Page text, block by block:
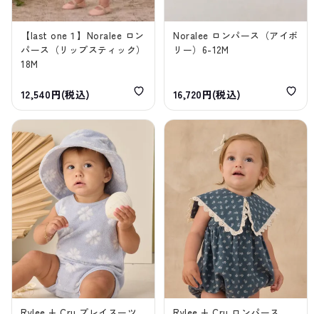
【last one１】Noralee ロン
パース（リップスティック）
18M
12,540円(税込)
Noralee ロンパース（アイボ
リー）6-12M
16,720円(税込)